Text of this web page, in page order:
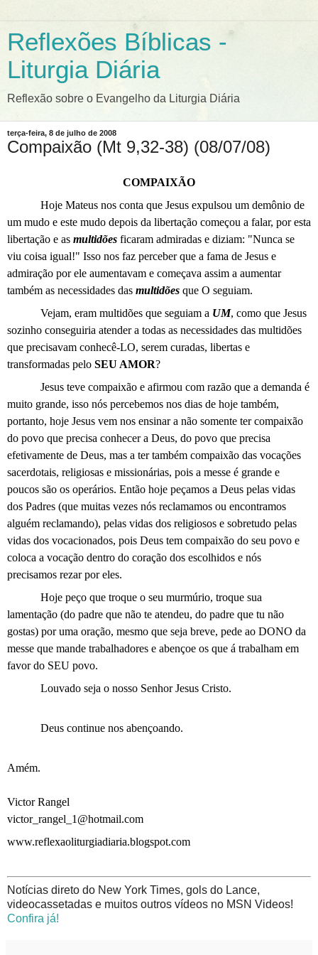
Reflexões Bíblicas -
Liturgia Diária
Reflexão sobre o Evangelho da Liturgia Diária
terça-feira, 8 de julho de 2008
Compaixão (Mt 9,32-38) (08/07/08)
COMPAIXÃO
Hoje Mateus nos conta que Jesus expulsou um demônio de
um mudo e este mudo depois da libertação começou a falar, por esta
libertação e as multidões ficaram admiradas e diziam: "Nunca se
viu coisa igual!" Isso nos faz perceber que a fama de Jesus e
admiração por ele aumentavam e começava assim a aumentar
também as necessidades das multidões que O seguiam.
Vejam, eram multidões que seguiam a UM, como que Jesus
sozinho conseguiria atender a todas as necessidades das multidões
que precisavam conhecê-LO, serem curadas, libertas e
transformadas pelo SEU AMOR?
Jesus teve compaixão e afirmou com razão que a demanda é
muito grande, isso nós percebemos nos dias de hoje também,
portanto, hoje Jesus vem nos ensinar a não somente ter compaixão
do povo que precisa conhecer a Deus, do povo que precisa
efetivamente de Deus, mas a ter também compaixão das vocações
sacerdotais, religiosas e missionárias, pois a messe é grande e
poucos são os operários. Então hoje peçamos a Deus pelas vidas
dos Padres (que muitas vezes nós reclamamos ou encontramos
alguém reclamando), pelas vidas dos religiosos e sobretudo pelas
vidas dos vocacionados, pois Deus tem compaixão do seu povo e
coloca a vocação dentro do coração dos escolhidos e nós
precisamos rezar por eles.
Hoje peço que troque o seu murmúrio, troque sua
lamentação (do padre que não te atendeu, do padre que tu não
gostas) por uma oração, mesmo que seja breve, pede ao DONO da
messe que mande trabalhadores e abençoe os que á trabalham em
favor do SEU povo.
Louvado seja o nosso Senhor Jesus Cristo.
Deus continue nos abençoando.
Amém.
Victor Rangel
victor_rangel_1@hotmail.com
www.reflexaoliturgiadiaria.blogspot.com
Notícias direto do New York Times, gols do Lance,
videocassetadas e muitos outros vídeos no MSN Videos!
Confira já!